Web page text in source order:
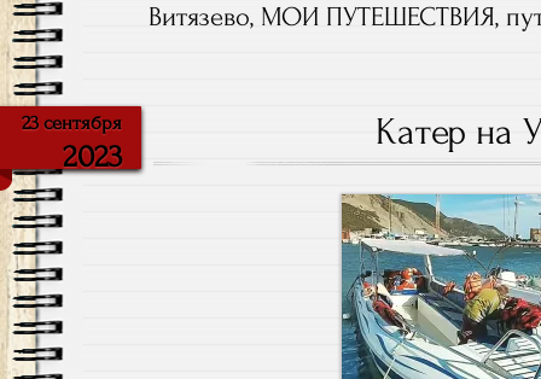
Витязево, МОИ ПУТЕШЕСТВИЯ,
23 сентября
2023
Катер на